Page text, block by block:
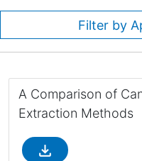
Filter by
A Comparison of
Extraction Methods
file_download